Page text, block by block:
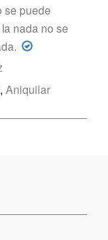
se puede
nada no se
,Aniquilar